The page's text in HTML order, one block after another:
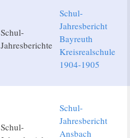
Schul-
Jahresberichte
Schul-
Jahresbericht
Bayreuth
Kreisrealschule
1904-1905
Schul-
Schul-
Jahresbericht
Ansbach